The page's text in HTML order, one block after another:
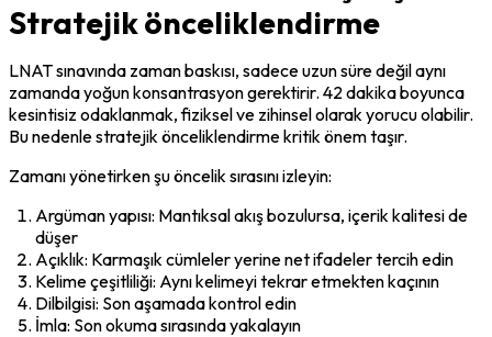
Stratejik önceliklendirme
LNAT sınavında zaman baskısı, sadece uzun süre değil aynı
zamanda yoğun konsantrasyon gerektirir. 42 dakika boyunca
kesintisiz odaklanmak, fiziksel ve zihinsel olarak yorucu olabilir.
Bu nedenle stratejik önceliklendirme kritik önem taşır.
Zamanı yönetirken şu öncelik sırasını izleyin:
Argüman yapısı: Mantıksal akış bozulursa, içerik kalitesi de
düşer
Açıklık: Karmaşık cümleler yerine net ifadeler tercih edin
Kelime çeşitliliği: Aynı kelimeyi tekrar etmekten kaçının
Dilbilgisi: Son aşamada kontrol edin
İmla: Son okuma sırasında yakalayın